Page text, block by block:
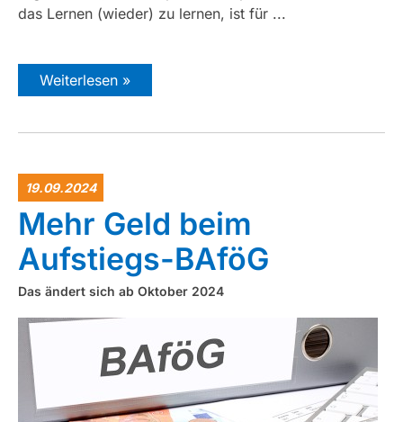
das Lernen (wieder) zu lernen, ist für ...
Weiterlesen »
19.09.2024
Mehr Geld beim
Aufstiegs-BAföG
Das ändert sich ab Oktober 2024